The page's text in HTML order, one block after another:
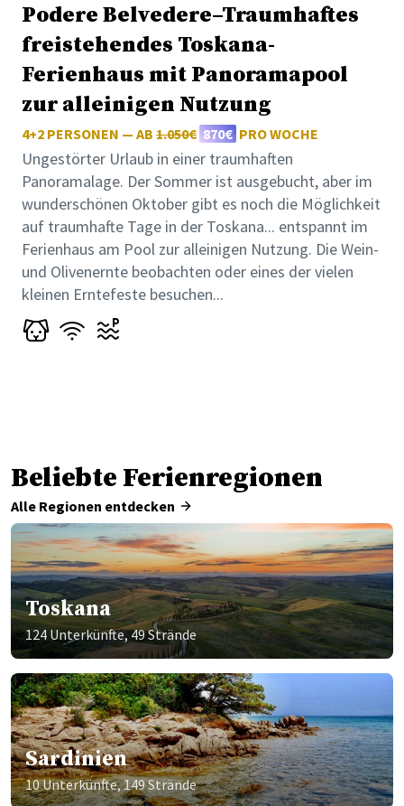
Podere Belvedere–Traumhaftes
freistehendes Toskana-
Ferienhaus mit Panoramapool
zur alleinigen Nutzung
4+2 PERSONEN — AB 1.050€ 870€ PRO WOCHE
Ungestörter Urlaub in einer traumhaften
Panoramalage. Der Sommer ist ausgebucht, aber im
wunderschönen Oktober gibt es noch die Möglichkeit
auf traumhafte Tage in der Toskana... entspannt im
Ferienhaus am Pool zur alleinigen Nutzung. Die Wein-
und Olivenernte beobachten oder eines der vielen
kleinen Erntefeste besuchen...
Beliebte Ferienregionen
Alle Regionen entdecken
Toskana
124 Unterkünfte, 49 Strände
Sardinien
10 Unterkünfte, 149 Strände